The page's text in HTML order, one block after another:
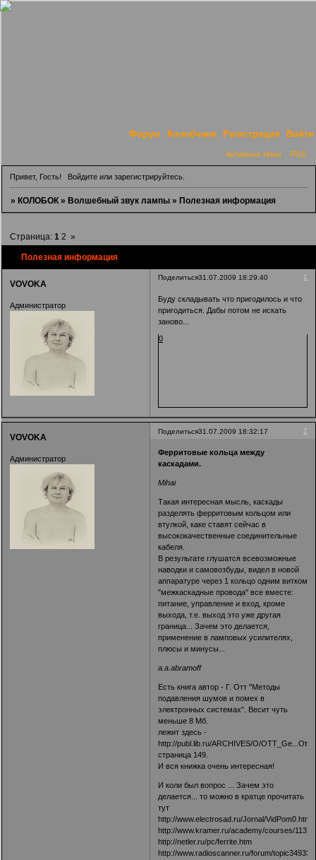
Форум Колобчане Регистрация Войти
Активные темы RSS
Привет, Гость! Войдитеили зарегистрируйтесь.
»КОЛОБОК »Волшебный звук лампы »Полезная информация
Полезная информация
Страница:1 2 »
Поделиться 1
31.07.2009 18:29:40
VOVOKA
Администратор
Буду складывать что пригодилось и что
пригодиться. Дабы потом не искать
заново...
0
Поделиться 2
31.07.2009 18:32:17
VOVOKA
Администратор
Ферритовые кольца между
каскадами.
Mihai
Такая интересная мысль, каскады
разделять ферритовым кольцом или
втулкой, каке ставят сейчас в
высококачественные соединительные
кабеля.
В результате глушатся всевозможные
наводки и самовозбуды, видел в новой
аппаратуре через 1 кольцо одним витком
"межкаскадные провода" все вместе:
питание, управление и вход, кроме
выхода, т.е. выход это уже другая
граница... Зачем это делается,
применение в ламповых усилителях,
плюсы и минусы...
a.a.abramoff
Есть книга автор - Г. Отт "Методы
подавления шумов и помех в
электронных системах". Весит чуть
меньше 8 Мб.
лежит здесь -
http://publ.lib.ru/ARCHIVES/O/
страница 149.
И вся книжка очень интересная!
И коли был вопрос ... Зачем это
делается... то можно в кратце прочитать
тут
http://www.electrosad.ru/Jornal/VidPom0.htm
http://www.kramer.ru/academy/courses/1137/
http://netler.ru/pc/ferrite.htm
http://www.radioscanner.ru/forum/